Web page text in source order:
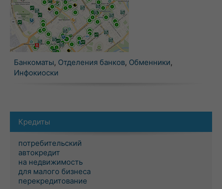
Банкоматы, Отделения банков, Обменники,
Инфокиоски
Кредиты
потребительский
автокредит
на недвижимость
для малого бизнеса
перекредитование